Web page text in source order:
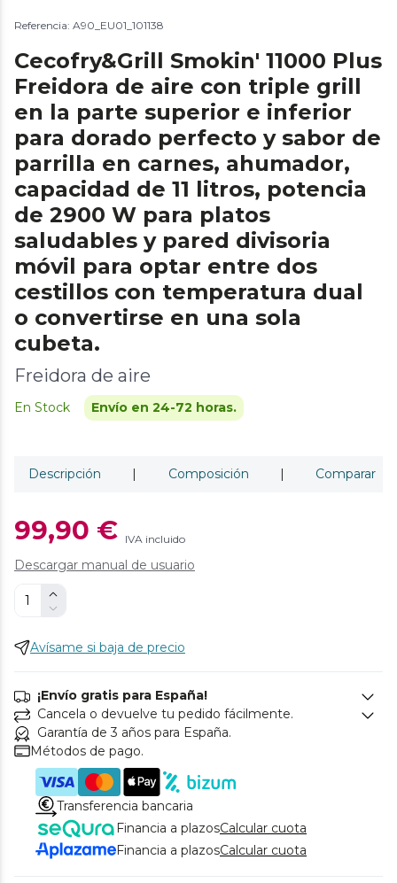
Referencia: A90_EU01_101138
Cecofry&Grill Smokin' 11000 Plus
Freidora de aire con triple grill
en la parte superior e inferior
para dorado perfecto y sabor de
parrilla en carnes, ahumador,
capacidad de 11 litros, potencia
de 2900 W para platos
saludables y pared divisoria
móvil para optar entre dos
cestillos con temperatura dual
o convertirse en una sola
cubeta.
Freidora de aire
En Stock Envío en 24-72 horas.
Descripción | Composición | Comparar
99,90 € IVA incluido
Descargar manual de usuario
Avísame si baja de precio
¡Envío gratis para España!
Cancela o devuelve tu pedido fácilmente.
Garantía de 3 años para España.
Métodos de pago.
Transferencia bancaria
Financia a plazosCalcular cuota
Financia a plazosCalcular cuota